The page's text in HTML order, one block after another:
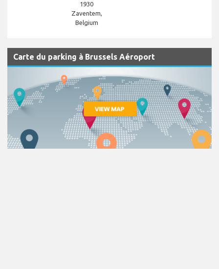
1930
Zaventem,
Belgium
Carte du parking à Brussels Aéroport